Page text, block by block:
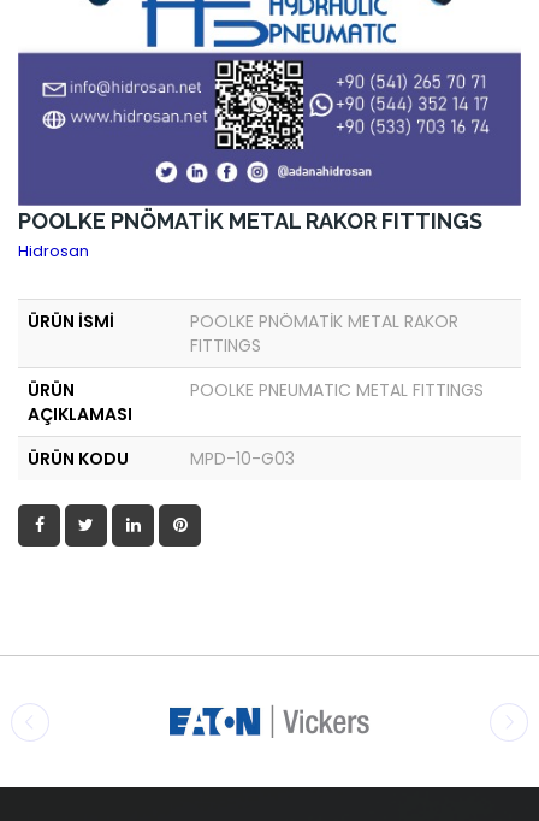
POOLKE PNÖMATİK METAL RAKOR FITTINGS
Hidrosan
ÜRÜN İSMİ
POOLKE PNÖMATİK METAL RAKOR
FITTINGS
ÜRÜN
AÇIKLAMASI
POOLKE PNEUMATIC METAL FITTINGS
ÜRÜN KODU MPD-10-G03